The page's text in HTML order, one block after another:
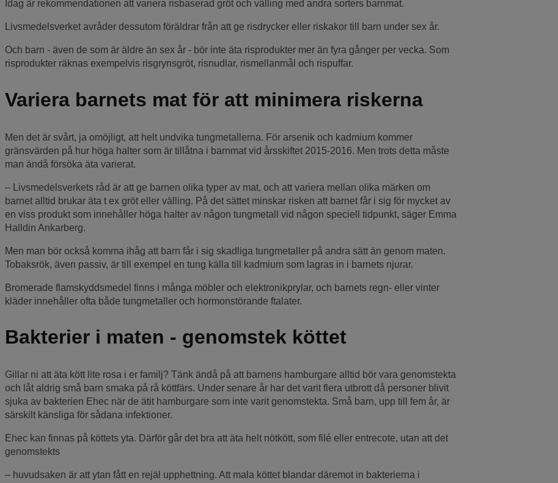
Idag är rekommendationen att variera risbaserad gröt och välling med andra sorters barnmat.
Livsmedelsverket avråder dessutom föräldrar från att ge risdrycker eller riskakor till barn under sex år.
Och barn - även de som är äldre än sex år - bör inte äta risprodukter mer än fyra gånger per vecka. Som
risprodukter räknas exempelvis risgrynsgröt, risnudlar, rismellanmål och rispuffar.
Variera barnets mat för att minimera riskerna
Men det är svårt, ja omöjligt, att helt undvika tungmetallerna. För arsenik och kadmium kommer
gränsvärden på hur höga halter som är tillåtna i barnmat vid årsskiftet 2015-2016. Men trots detta måste
man ändå försöka äta varierat.
– Livsmedelsverkets råd är att ge barnen olika typer av mat, och att variera mellan olika märken om
barnet alltid brukar äta t ex gröt eller välling. På det sättet minskar risken att barnet får i sig för mycket av
en viss produkt som innehåller höga halter av någon tungmetall vid någon speciell tidpunkt, säger Emma
Halldin Ankarberg.
Men man bör också komma ihåg att barn får i sig skadliga tungmetaller på andra sätt än genom maten.
Tobaksrök, även passiv, är till exempel en tung källa till kadmium som lagras in i barnets njurar.
Bromerade flamskyddsmedel finns i många möbler och elektronikprylar, och barnets regn- eller vinter
kläder innehåller ofta både tungmetaller och hormonstörande ftalater.
Bakterier i maten - genomstek köttet
Gillar ni att äta kött lite rosa i er familj? Tänk ändå på att barnens hamburgare alltid bör vara genomstekta
och låt aldrig små barn smaka på rå köttfärs. Under senare år har det varit flera utbrott då personer blivit
sjuka av bakterien Ehec när de ätit hamburgare som inte varit genomstekta. Små barn, upp till fem år, är
särskilt känsliga för sådana infektioner.
Ehec kan finnas på köttets yta. Därför går det bra att äta helt nötkött, som filé eller entrecote, utan att det
genomstekts
– huvudsaken är att ytan fått en rejäl upphettning. Att mala köttet blandar däremot in bakterierna i